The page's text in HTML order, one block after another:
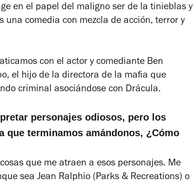
en el papel del maligno ser de la tinieblas y
una comedia con mezcla de acción, terror y
con el actor y comediante Ben
el hijo de la directora de la mafia que
criminal asociándose con Drácula.
personajes odiosos, pero los
que terminamos amándonos, ¿Cómo
que me atraen a esos personajes. Me
sea Jean Ralphio (Parks & Recreations) o